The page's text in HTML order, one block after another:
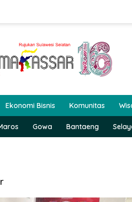
Ekonomi Bisnis Komunitas
Gowa Bantaeng